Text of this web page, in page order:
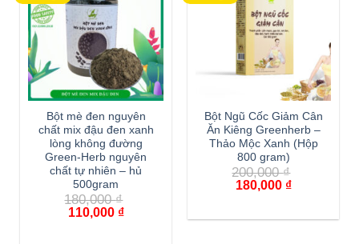
Bột mè đen nguyên
chất mix đậu đen xanh
lòng không đường
Green-Herb nguyên
chất tự nhiên – hủ
500gram
180,000₫
110,000 ₫
Bột Ngũ Cốc Giảm Cân
Ăn Kiêng Greenherb –
Thảo Mộc Xanh (Hộp
800 gram)
200,000₫
180,000 ₫